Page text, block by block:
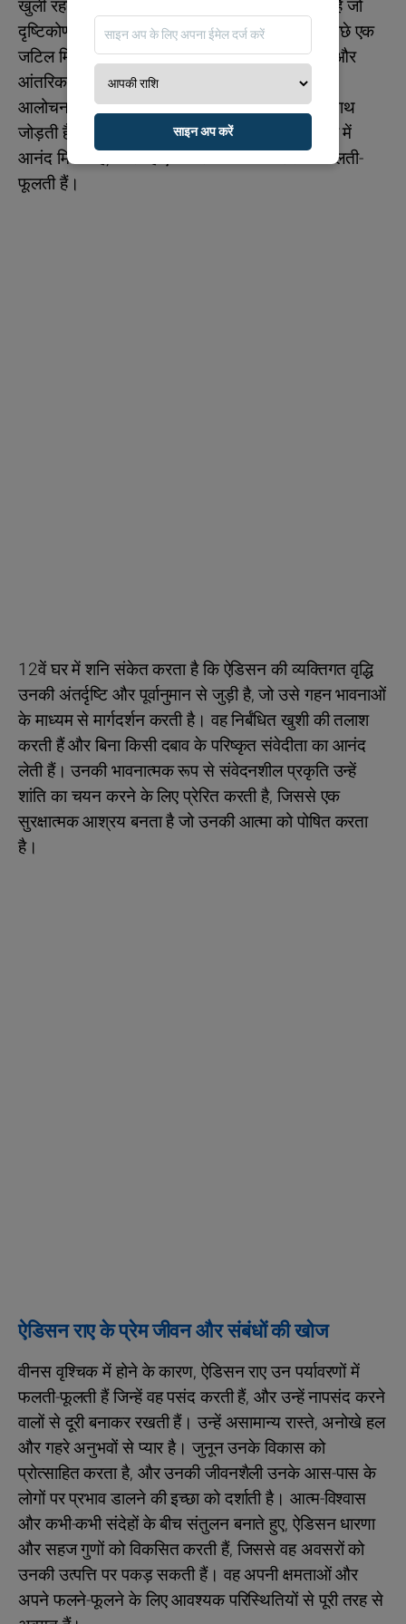
खुली रहती हैं और ऐसी चर्चाओं में भाग लेना पसंद करती हैं जो
दृष्टिकोण को नया आकार देती हैं। उनकी जीवंतता के पीछे एक
जटिल मिश्रण छिपा हो सकता है, जिसमें सकारात्मकता और
आंतरिक विरोधाभासों का संतुलन है, जिसमें गर्माहट को
आलोचनात्मक सोच और निःस्वार्थता को व्यक्तिवाद के साथ
जोड़ती हैं। उन्हें अक्सर सिखाने, पत्रकारिता और संचार में
आनंद मिलता है, और वह एक असामान्य जीवनशैली में फलती-
फूलती हैं।
12वें घर में शनि संकेत करता है कि ऐडिसन की व्यक्तिगत वृद्धि
उनकी अंतर्दृष्टि और पूर्वानुमान से जुड़ी है, जो उसे गहन भावनाओं
के माध्यम से मार्गदर्शन करती है। वह निर्बंधित खुशी की तलाश
करती हैं और बिना किसी दबाव के परिष्कृत संवेदीता का आनंद
लेती हैं। उनकी भावनात्मक रूप से संवेदनशील प्रकृति उन्हें
शांति का चयन करने के लिए प्रेरित करती है, जिससे एक
सुरक्षात्मक आश्रय बनता है जो उनकी आत्मा को पोषित करता
है।
ऐडिसन राए के प्रेम जीवन और संबंधों की खोज
वीनस वृश्चिक में होने के कारण, ऐडिसन राए उन पर्यावरणों में
फलती-फूलती हैं जिन्हें वह पसंद करती हैं, और उन्हें नापसंद करने
वालों से दूरी बनाकर रखती हैं। उन्हें असामान्य रास्ते, अनोखे हल
और गहरे अनुभवों से प्यार है। जुनून उनके विकास को
प्रोत्साहित करता है, और उनकी जीवनशैली उनके आस-पास के
लोगों पर प्रभाव डालने की इच्छा को दर्शाती है। आत्म-विश्वास
और कभी-कभी संदेहों के बीच संतुलन बनाते हुए, ऐडिसन धारणा
और सहज गुणों को विकसित करती हैं, जिससे वह अवसरों को
उनकी उत्पत्ति पर पकड़ सकती हैं। वह अपनी क्षमताओं और
अपने फलने-फूलने के लिए आवश्यक परिस्थितियों से पूरी तरह से
साइन अप करें